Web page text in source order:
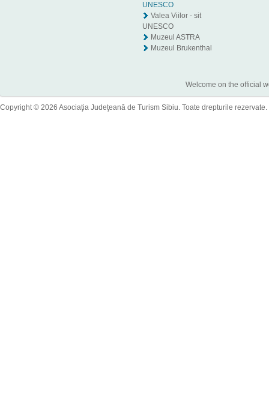
UNESCO
Valea Viilor - sit
UNESCO
Muzeul ASTRA
Muzeul Brukenthal
Welcome on the official
Copyright © 2026 Asociaţia Judeţeană de Turism Sibiu. Toate drepturile rezervate.